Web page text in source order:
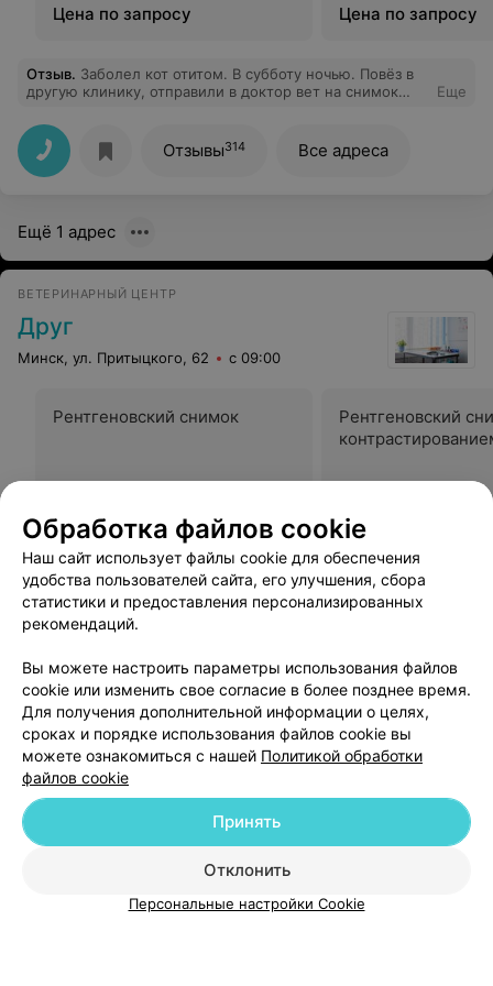
Цена по запросу
Цена по запросу
Отзыв. Заболел кот отитом. В субботу ночью. Повёз в
другую клинику, отправили в доктор вет на снимок
снимка очень серьёзные претензии по качеству
оборудования, ни ремней фиксации для животных
ничего. Тут же предложили седацию даже не
попытавшись удержать кота, я отказался т.к. это очень
для оплаты. Оплатил отправку результат и
отправили, прошло больше суток, хотя обещали в
течении суток.
Еще
Отзывы314 Все адреса
Ещё 1 адрес
ВЕТЕРИНАРНЫЙ ЦЕНТР
Друг
Минск, ул. Притыцкого, 62 с 09:00
Рентгеновский снимок
Рентгеновский
Цена по запросу
Отзыв
Всем рекомендую ветеринарный центр "Друг".
Записывали кота на кастрацию. Все прошло успешно,
за что отдельно хочу поблагодарить врача!
Компетентность специалистов и чудесный сервис
клиники вне конкуренции. Спасибо.
Добавить специалиста
Обработка файлов cookie
Наш сайт использует файлы cookie для обеспечения
удобства пользователей сайта, его улучшения, сбора
статистики и предоставления персонализированных
рекомендаций.
Вы можете настроить параметры использования файлов
cookie или изменить свое согласие в более позднее время.
Для получения дополнительной информации о целях,
сроках и порядке использования файлов cookie вы
можете ознакомиться с нашей Политикой обработки
файлов cookie
Отклонить
Принять
Персональные настройки Cookie